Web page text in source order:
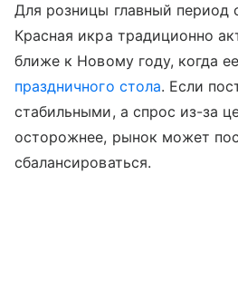
Для розницы главный период
Красная икра традиционно
ближе к Новому году, когда
праздничного стола. Если
стабильными, а спрос из-за
осторожнее, рынок может
сбалансироваться.